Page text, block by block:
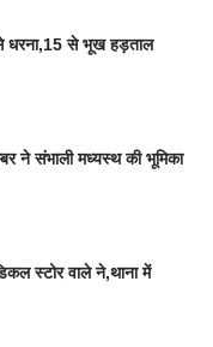
धरना,15 से भूख हड़ताल
ने संभाली मध्यस्थ की भूमिका
स्टोर वाले ने,थाना में